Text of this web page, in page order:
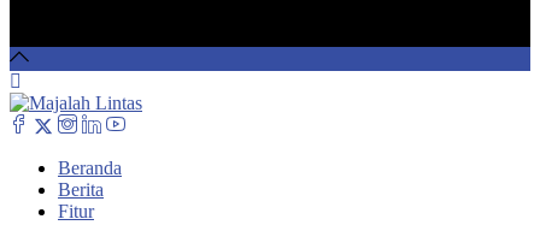
Beranda
Berita
Fitur